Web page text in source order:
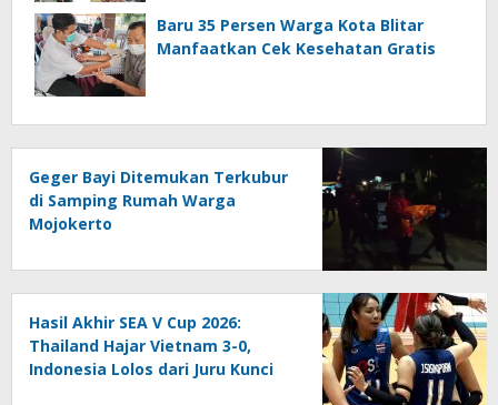
Baru 35 Persen Warga Kota Blitar
Manfaatkan Cek Kesehatan Gratis
Geger Bayi Ditemukan Terkubur
di Samping Rumah Warga
Mojokerto
Hasil Akhir SEA V Cup 2026:
Thailand Hajar Vietnam 3-0,
Indonesia Lolos dari Juru Kunci